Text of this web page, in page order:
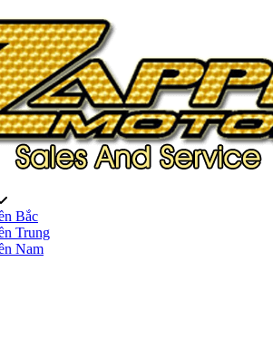
Bắc
Trung
Nam